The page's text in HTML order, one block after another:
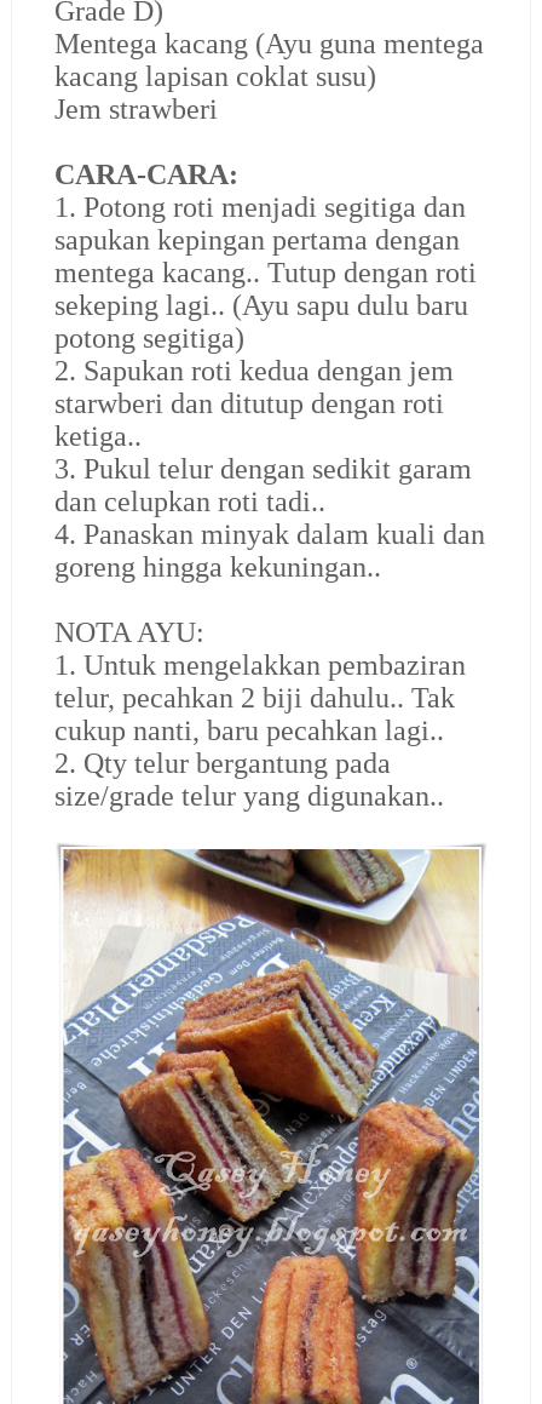
Grade D)
Mentega kacang (Ayu guna mentega
kacang lapisan coklat susu)
Jem strawberi
CARA-CARA:
1. Potong roti menjadi segitiga dan
sapukan kepingan pertama dengan
mentega kacang.. Tutup dengan roti
sekeping lagi.. (Ayu sapu dulu baru
potong segitiga)
2. Sapukan roti kedua dengan jem
starwberi dan ditutup dengan roti
ketiga..
3. Pukul telur dengan sedikit garam
dan celupkan roti tadi..
4. Panaskan minyak dalam kuali dan
goreng hingga kekuningan..
NOTA AYU:
1. Untuk mengelakkan pembaziran
telur, pecahkan 2 biji dahulu.. Tak
cukup nanti, baru pecahkan lagi..
2. Qty telur bergantung pada
size/grade telur yang digunakan..